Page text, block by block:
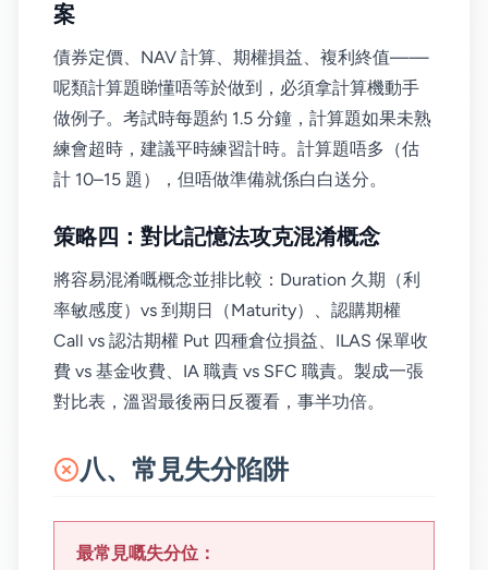
案
債券定價、NAV 計算、期權損益、複利終值——
呢類計算題睇懂唔等於做到，必須拿計算機動手
做例子。考試時每題約 1.5 分鐘，計算題如果未熟
練會超時，建議平時練習計時。計算題唔多（估
計 10–15 題），但唔做準備就係白白送分。
策略四：對比記憶法攻克混淆概念
將容易混淆嘅概念並排比較：Duration 久期（利
率敏感度）vs 到期日（Maturity）、認購期權
Call vs 認沽期權 Put 四種倉位損益、ILAS 保單收
費 vs 基金收費、IA 職責 vs SFC 職責。製成一張
對比表，溫習最後兩日反覆看，事半功倍。
八、常見失分陷阱
最常見嘅失分位：